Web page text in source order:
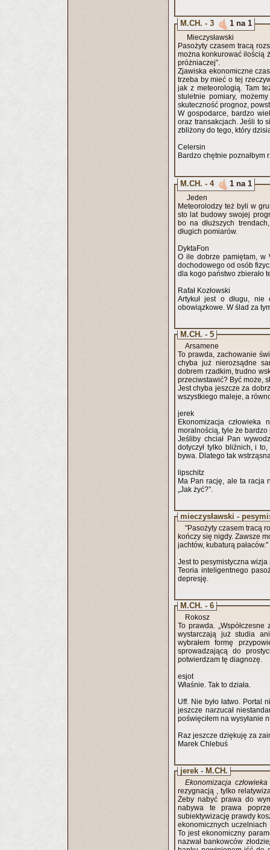
M.CH. - 3 1 na 1
Mieczysławski
Pasożyty czasem tracą
można konkurować ilością
próżniaczej”.
Zjawiska ekonomiczne
trzeba by mieć o tej
jak z meteorologią. Tam
stuletnie pomiary,
skuteczność prognoz,
W gospodarce, bardzo
oraz transakcjach. Jeśli to
zbliżony do tego, który
Celersin
Bardzo chętnie
M.CH. - 4 1 na 1
Jeden
Meteorolodzy też byli w
sto lat budowy swojej
bo na dłuższych
długich pomiarów.
DyktaFon
O ile dobrze pamiętam, w
dochodowego od osób
dla kogo państwo zbierało
Rafał Kozłowski
Artykuł jest o długu, nie
obowiązkowe. W ślad za
M.CH. - 5
Arsamene
To prawda, zachowanie
chyba już nierozsądne
dobrem rzadkim, trudno
przeciwstawić? Być może,
Jest chyba jeszcze za
wszystkiego maleje, a
jerek
Ekonomizacja
moralnością, tyle że
Jeśliby chciał Pan
dotyczył tylko bliźnich, i
bywa. Dlatego tak
lipschitz
Ma Pan rację, ale ta racja
„Jak żyć?”.
mieczysławski -
"Pasożyty czasem tracą
kończy się nigdy. Zawsze
jachtów, kubaturą pałaców."
Jest to pesymistyczna wizja
Teoria inteligentnego
depresję.
M.CH. - 6
Rokosz
To prawda.
wystarczają już studia
wybrałem formę
sprowadzającą do
potwierdzam tę diagnozę.
esjot
Właśnie. Tak to działa.
Uff. Nie było łatwo. Portal
jeszcze narzucał
poświęciłem na wysyłanie
Raz jeszcze dziękuję za
Marek Chlebuś
jerek - M.CH.
Ekonomizacja
rezygnacją , tylko
Żeby nabyć prawa do
nabywa te prawa
subiektywizację prawdy
ekonomicznych
To jest ekonomiczny
nazwał bankowców